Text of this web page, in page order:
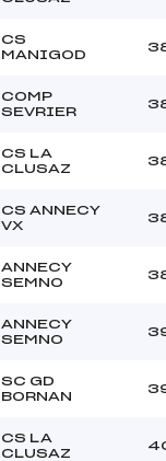
CS
MANIGOD
COMP
SEVRIER
CS LA
CLUSAZ
CS ANNECY
VX
ANNECY
SEMNO
ANNECY
SEMNO
SC GD
BORNAN
CS LA
CLUSAZ